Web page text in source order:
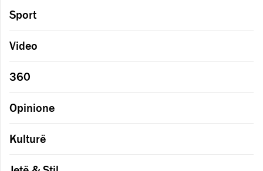
Sport
Video
360
Opinione
Kulturë